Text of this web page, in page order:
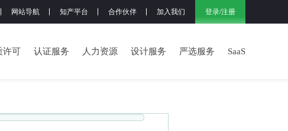
网站导航 知产平台 合作伙伴 加入我们 登录/注册
许可 认证服务 人力资源 设计服务 严选服务 SaaS